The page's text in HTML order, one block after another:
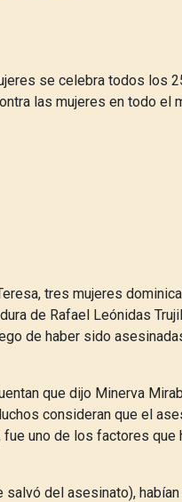
se celebra todos los
las mujeres en todo el
tres mujeres
de Rafael Leónidas
de haber sido
que dijo Minerva
consideran que el
uno de los factores que
salvó del asesinato),